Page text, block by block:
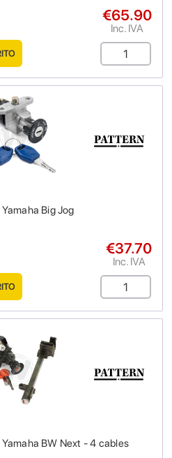
€65.90
Inc. IVA
Big Jog
€37.70
Inc. IVA
BW Next - 4 cables